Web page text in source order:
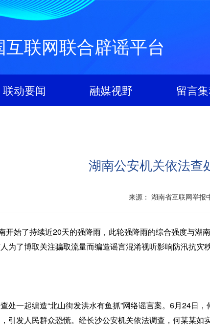
互联网联合辟谣平台
联动要闻 融媒视野 留言
湖南公安机关依法查
来源： 湖南省互联网举报
始了持续近20天的强降雨，此轮强降雨的综合强度与湖
为了博取关注骗取流量而编造谣言混淆视听影响防汛抗
一起编造“北山街发洪水有鱼抓”网络谣言案。6月24日
引发人民群众恐慌。经长沙公安机关依法调查，何某某